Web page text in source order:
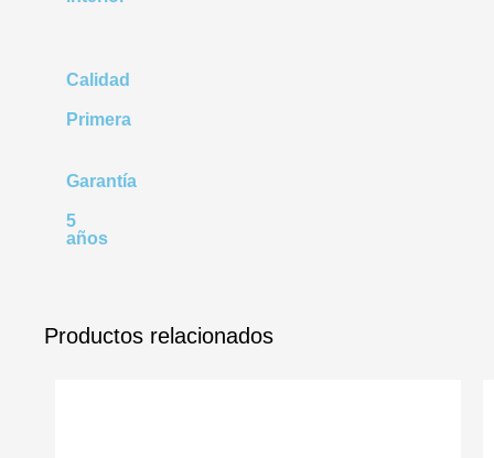
Calidad
Primera
Garantía
5
años
Productos relacionados